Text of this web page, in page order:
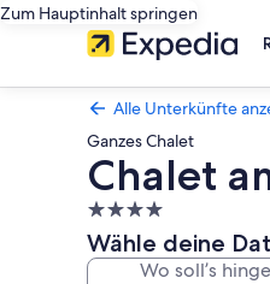
Zum Hauptinhalt springen
Alle Unterkünfte
Ganzes Chalet
Chalet
4.0-
Sterne-
Unterkunft
Wähle deine
Wo soll’s